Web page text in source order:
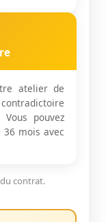
atelier de
pouvez
mois avec
contrat.